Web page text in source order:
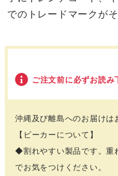
でのトレードマークが
ご注文前に必ずお読み
沖縄及び離島へのお届けは
【ビーカーについて】
◆割れやすい製品です。重
でお気をつけください。